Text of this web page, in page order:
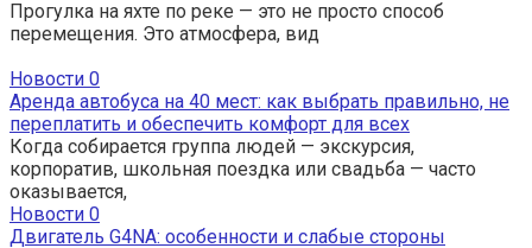
Прогулка на яхте по реке — это не просто способ
перемещения. Это атмосфера, вид
Новости 0
Аренда автобуса на 40 мест: как выбрать правильно, не
переплатить и обеспечить комфорт для всех
Когда собирается группа людей — экскурсия,
корпоратив, школьная поездка или свадьба — часто
оказывается,
Новости 0
Двигатель G4NA: особенности и слабые стороны